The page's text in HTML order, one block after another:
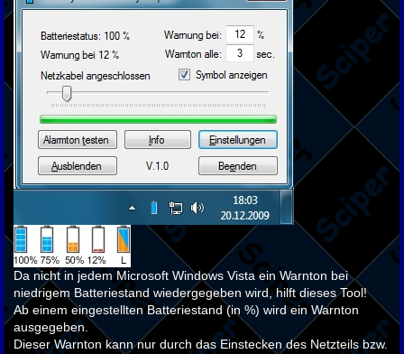
Da nicht in jedem Microsoft Windows Vista ein Warnton bei
niedrigem Batteriestand wiedergegeben wird, hilft dieses Tool!
Ab einem eingestellten Batteriestand (in %) wird ein Warnton
ausgegeben.
Dieser Warnton kann nur durch das Einstecken des Netzteils bzw.